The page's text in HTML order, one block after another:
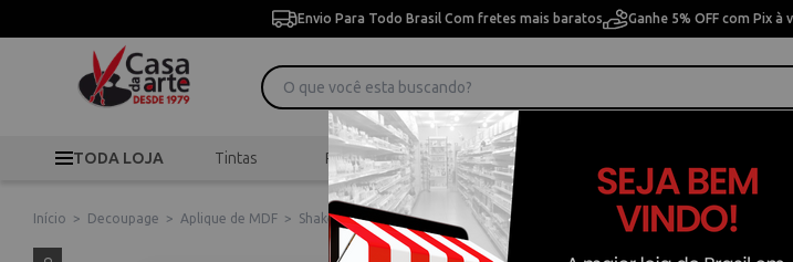
Envio Para Todo Brasil Com fretes mais baratos Ganhe 5% OFF com Pix à
TODA LOJA Tintas Pincéis Desenho
Início > Decoupage > Aplique de MDF > Shaker Box de MDF Woodplan - Mapa do Brasil SB8003